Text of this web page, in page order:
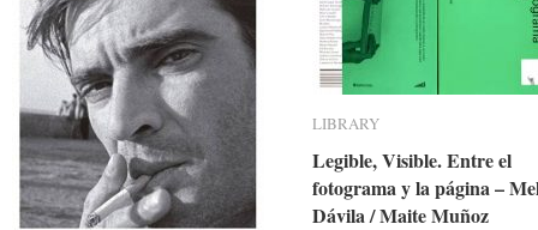
LIBRARY
Legible, Visible. Entre el
fotograma y la página –
Dávila / Maite Muñoz
LIBRARY
Legible, Visible. Entre el
fotograma y la página –
Dávila / Maite Muñoz